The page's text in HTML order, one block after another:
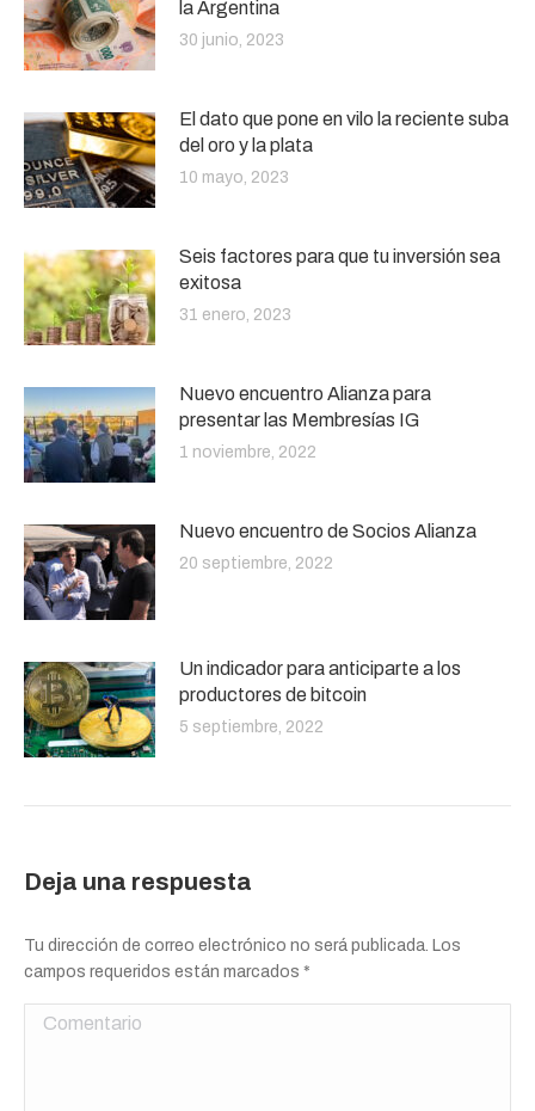
la Argentina
30 junio, 2023
El dato que pone en vilo la reciente suba
del oro y la plata
10 mayo, 2023
Seis factores para que tu inversión sea
exitosa
31 enero, 2023
Nuevo encuentro Alianza para
presentar las Membresías IG
1 noviembre, 2022
Nuevo encuentro de Socios Alianza
20 septiembre, 2022
Un indicador para anticiparte a los
productores de bitcoin
5 septiembre, 2022
Deja una respuesta
Tu dirección de correo electrónico no será publicada. Los
campos requeridos están marcados *
Comentario